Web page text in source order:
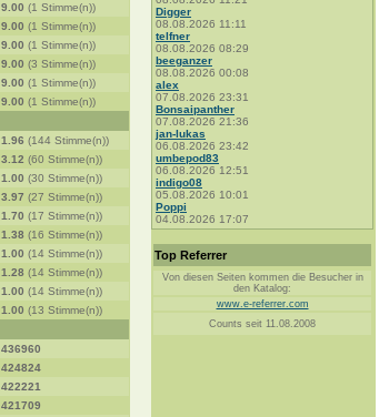
9.00 (1 Stimme(n))
9.00 (1 Stimme(n))
9.00 (1 Stimme(n))
9.00 (3 Stimme(n))
9.00 (1 Stimme(n))
9.00 (1 Stimme(n))
1.96 (144 Stimme(n))
3.12 (60 Stimme(n))
1.00 (30 Stimme(n))
3.97 (27 Stimme(n))
1.70 (17 Stimme(n))
1.38 (16 Stimme(n))
1.00 (14 Stimme(n))
1.28 (14 Stimme(n))
1.00 (14 Stimme(n))
1.00 (13 Stimme(n))
436960
424824
422221
421709
Digger
08.08.2026 11:11
telfner
08.08.2026 08:29
beeganzer
08.08.2026 00:08
alex
07.08.2026 23:31
Bonsaipanther
07.08.2026 21:36
jan-lukas
06.08.2026 23:42
umbepod83
06.08.2026 12:51
indigo08
05.08.2026 10:01
Poppi
04.08.2026 17:07
Top Referrer
Von diesen Seiten kommen die Besucher in
den Katalog:
www.e-referrer.com
Counts seit 11.08.2008